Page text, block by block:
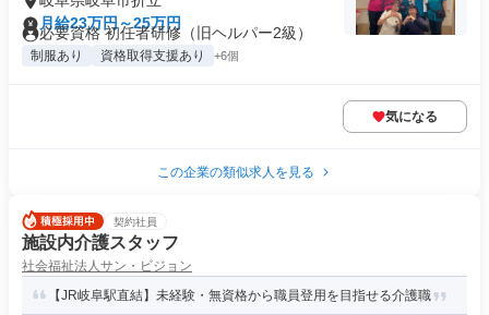
月給23万円～25万円
必要資格 初任者研修（旧ヘルパー2級）
制服あり 資格取得支援あり +6個
気になる
この企業の類似求人を見る
契約社員
施設内介護スタッフ
社会福祉法人サン・ビジョン
【JR岐阜駅直結】未経験・無資格から職員登用を目指せる介護職